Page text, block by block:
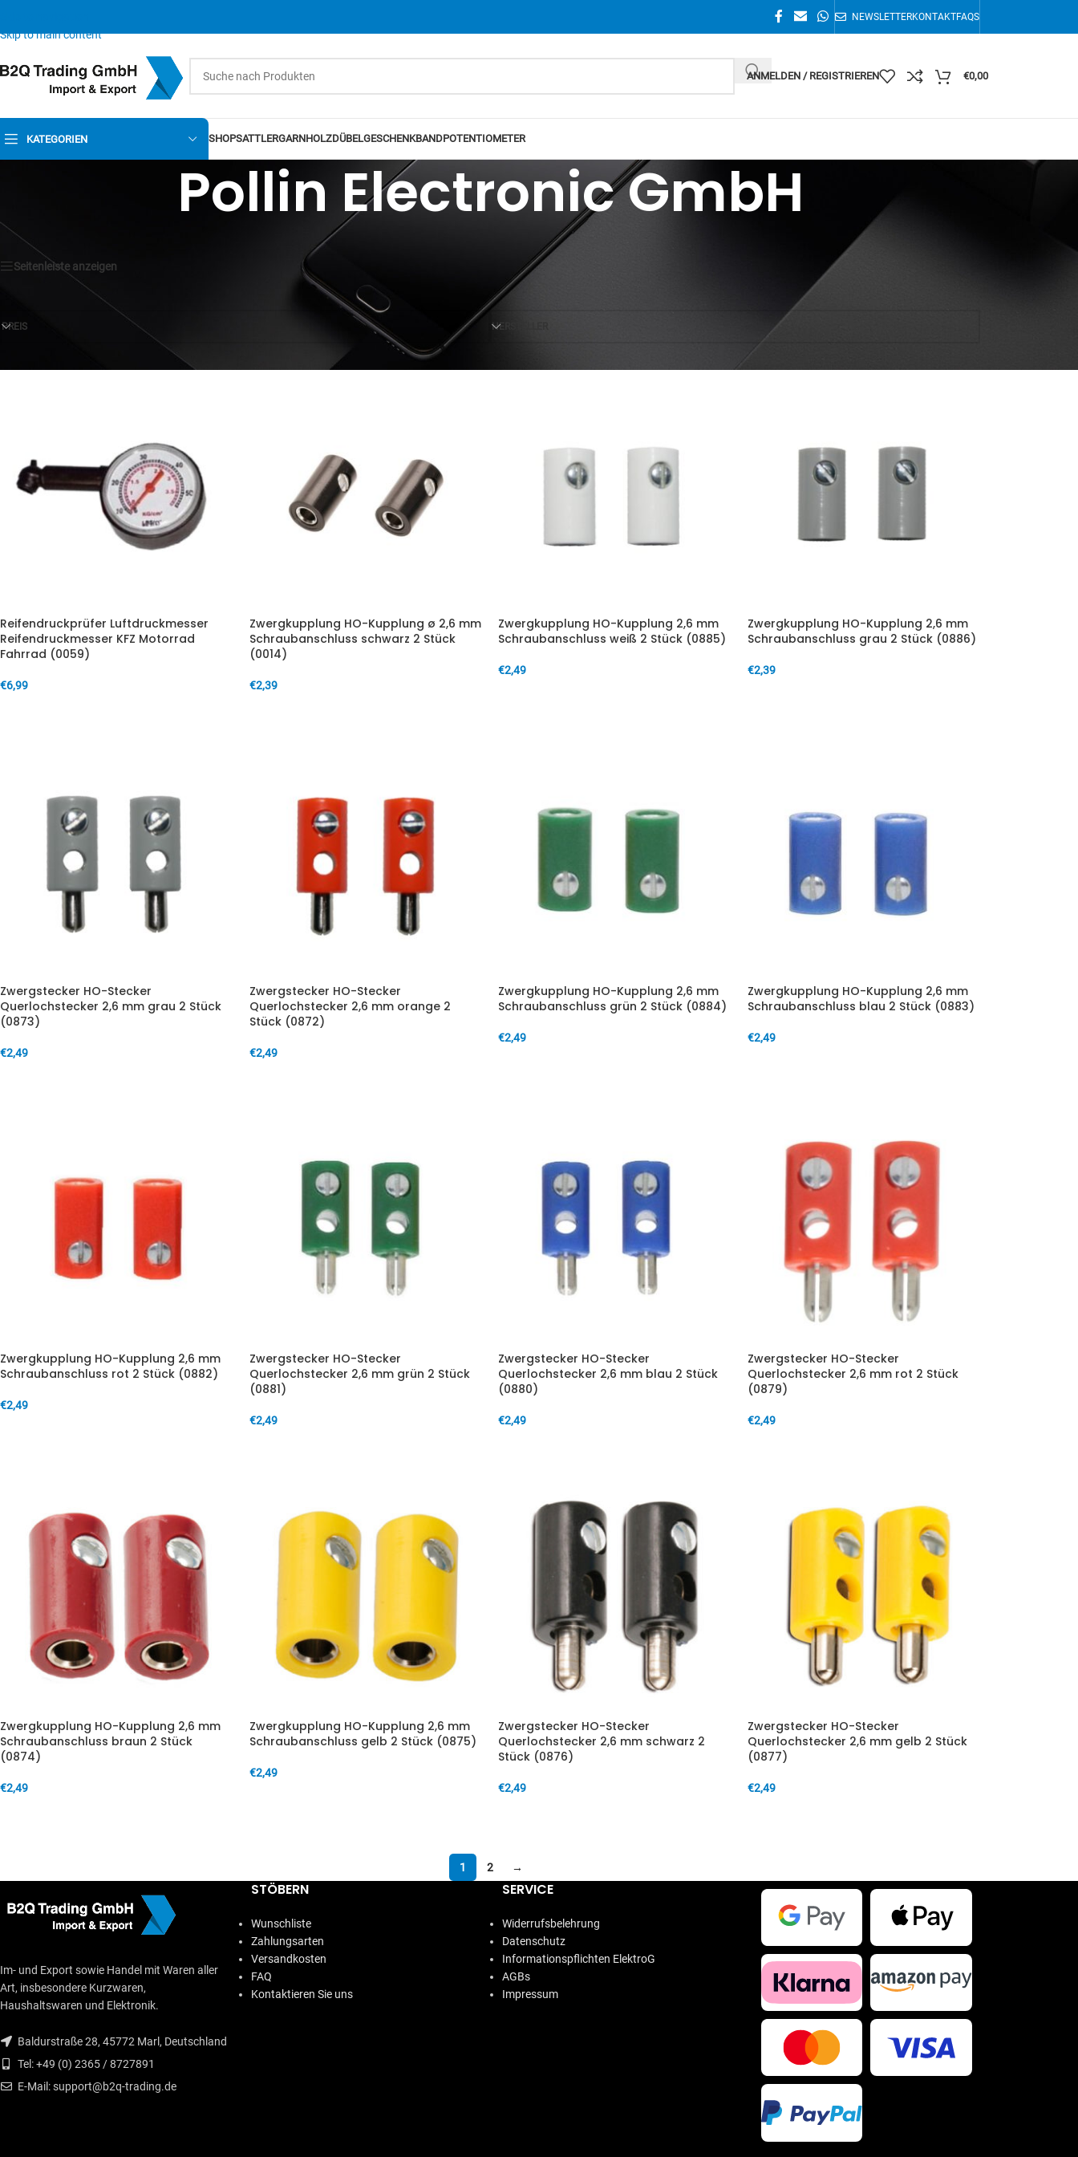
Skip to main content
NEWSLETTERKONTAKTFAQS
ANMELDEN / REGISTRIEREN €0,00
KATEGORIEN SHOPSATTLERGARNHOLZDÜBELGESCHENKBANDPOTENTIOMETER
Pollin Electronic GmbH
1–16 von 17 Ergebnissen werden angezeigt
Seitenleiste anzeigen
PREIS HERSTELLER
Reifendruckprüfer Luftdruckmesser
Reifendruckmesser KFZ Motorrad
Fahrrad (0059)
€6,99
Zwergkupplung HO-Kupplung ø 2,6 mm
Schraubanschluss schwarz 2 Stück
(0014)
€2,39
Zwergkupplung HO-Kupplung 2,6 mm
Schraubanschluss weiß 2 Stück (0885)
€2,49
Zwergkupplung HO-Kupplung 2,6 mm
Schraubanschluss grau 2 Stück (0886)
€2,39
Zwergstecker HO-Stecker
Querlochstecker 2,6 mm grau 2 Stück
(0873)
€2,49
Zwergstecker HO-Stecker
Querlochstecker 2,6 mm orange 2
Stück (0872)
€2,49
Zwergkupplung HO-Kupplung 2,6 mm
Schraubanschluss grün 2 Stück (0884)
€2,49
Zwergkupplung HO-Kupplung 2,6 mm
Schraubanschluss blau 2 Stück (0883)
€2,49
Zwergkupplung HO-Kupplung 2,6 mm
Schraubanschluss rot 2 Stück (0882)
€2,49
Zwergstecker HO-Stecker
Querlochstecker 2,6 mm grün 2 Stück
(0881)
€2,49
Zwergstecker HO-Stecker
Querlochstecker 2,6 mm blau 2 Stück
(0880)
€2,49
Zwergstecker HO-Stecker
Querlochstecker 2,6 mm rot 2 Stück
(0879)
€2,49
Zwergkupplung HO-Kupplung 2,6 mm
Schraubanschluss braun 2 Stück
(0874)
€2,49
Zwergkupplung HO-Kupplung 2,6 mm
Schraubanschluss gelb 2 Stück (0875)
€2,49
Zwergstecker HO-Stecker
Querlochstecker 2,6 mm schwarz 2
Stück (0876)
€2,49
Zwergstecker HO-Stecker
Querlochstecker 2,6 mm gelb 2 Stück
(0877)
€2,49
1 2 →
Im- und Export sowie Handel mit Waren aller
Art, insbesondere Kurzwaren,
Haushaltswaren und Elektronik.
Baldurstraße 28, 45772 Marl, Deutschland
Tel: +49 (0) 2365 / 8727891
E-Mail: support@b2q-trading.de
STÖBERN
Wunschliste
Zahlungsarten
Versandkosten
FAQ
Kontaktieren Sie uns
SERVICE
Widerrufsbelehrung
Datenschutz
Informationspflichten ElektroG
AGBs
Impressum